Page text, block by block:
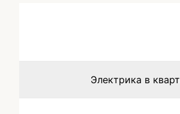
Электрика в